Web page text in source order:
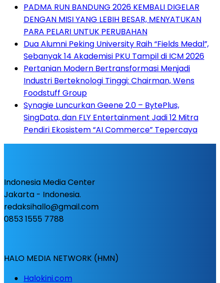
PADMA RUN BANDUNG 2026 KEMBALI DIGELAR
DENGAN MISI YANG LEBIH BESAR, MENYATUKAN
PARA PELARI UNTUK PERUBAHAN
Dua Alumni Peking University Raih “Fields Medal”,
Sebanyak 14 Akademisi PKU Tampil di ICM 2026
Pertanian Modern Bertransformasi Menjadi
Industri Berteknologi Tinggi: Chairman, Wens
Foodstuff Group
Synagie Luncurkan Geene 2.0 – BytePlus,
SingData, dan FLY Entertainment Jadi 12 Mitra
Pendiri Ekosistem “AI Commerce” Tepercaya
Indonesia Media Center
Jakarta - Indonesia.
redaksihallo@gmail.com
0853 1555 7788
HALO MEDIA NETWORK (HMN)
Halokini.com